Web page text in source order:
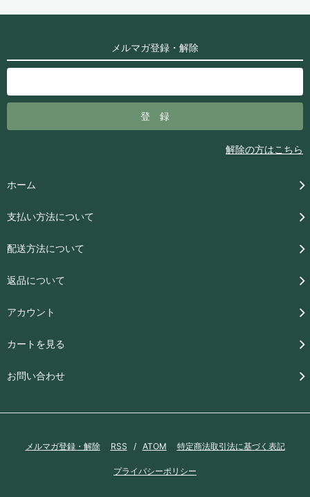
メルマガ登録・解除
解除の方はこちら
ホーム
支払い方法について
配送方法について
返品について
アカウント
カートを見る
お問い合わせ
メルマガ登録・解除 RSS / ATOM 特定商法取引法に基づく表記
プライバシーポリシー